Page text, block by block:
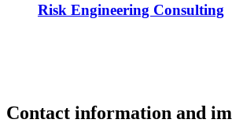
Risk Engineering Consulting
Contact information and